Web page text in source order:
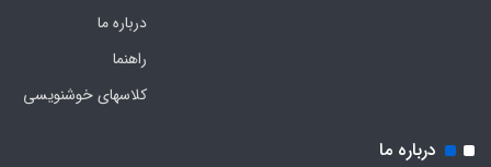
درباره ما
راهنما
کلاسهای خوشنویسی
درباره ما